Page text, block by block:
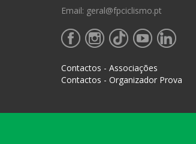
Email: geral@fpciclismo.pt
Contactos - Associações
Contactos - Organizador Prova